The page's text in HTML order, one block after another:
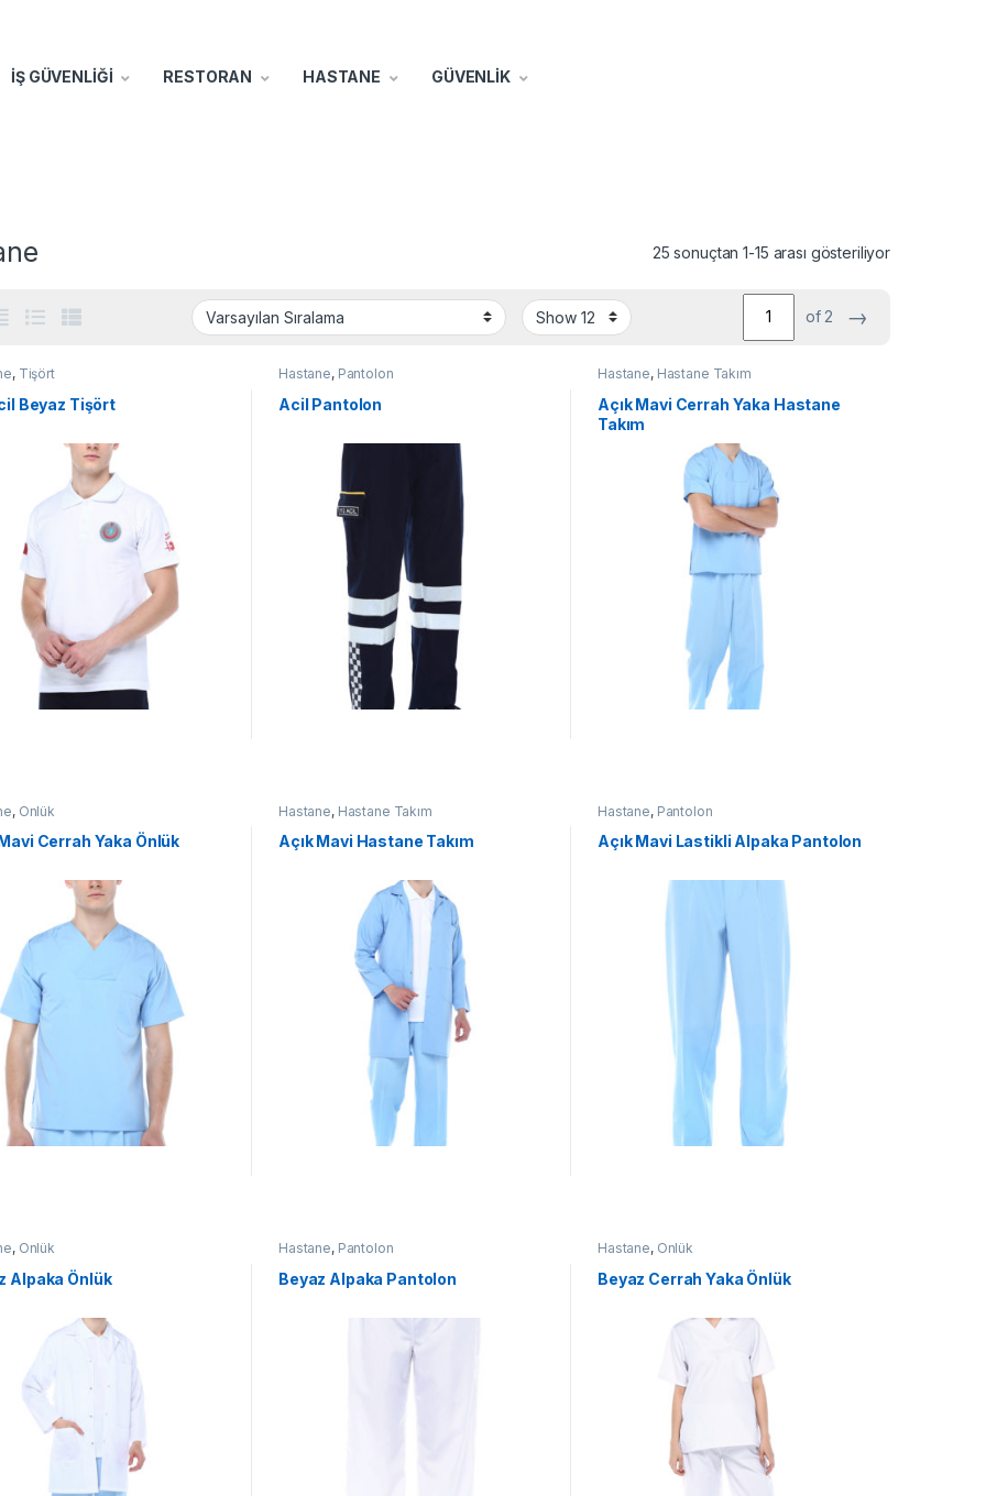
İŞ GÜVENLİĞİ RESTORAN HASTANE GÜVENLİK
25 sonuçtan 1-15 arası gösteriliyor
of 2 →
, Tişört
Beyaz Tişört
Hastane, Pantolon
Acil Pantolon
Hastane, Hastane Takım
Açık Mavi Cerrah Yaka Hastane
Takım
, Önlük
Cerrah Yaka Önlük
Hastane, Hastane Takım
Açık Mavi Hastane Takım
Hastane, Pantolon
Açık Mavi Lastikli Alpaka Pantolon
, Önlük
Alpaka Önlük
Hastane, Pantolon
Beyaz Alpaka Pantolon
Hastane, Önlük
Beyaz Cerrah Yaka Önlük